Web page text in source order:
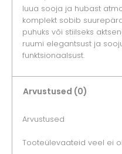
luua sooja ja hubast
komplekt sobib
puhuks või stiilseks
ruumi elegantsust ja
funktsionaalsust.
Arvustused (0)
Arvustused
Tooteülevaateid veel ei